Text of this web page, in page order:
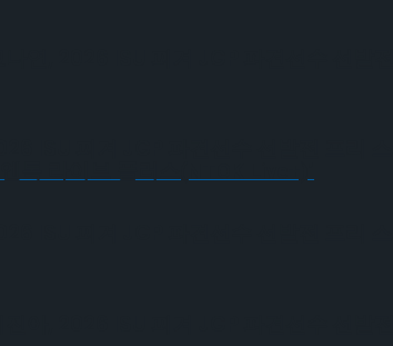
, 2026 ISU 피겨 JGP 파견선수 선발전
피겨 JGP 파견선수 선발전 프리 스
톡 라이브 플러스(NTOK Live+)’